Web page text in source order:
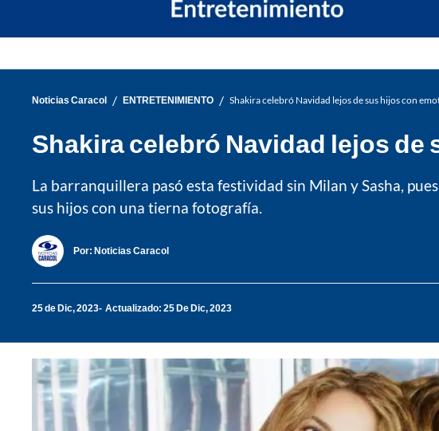
Noticias Caracol / ENTRETENIMIENTO / Shakira celebró Navidad lejos de sus hijos con
Shakira celebró Navidad lejos
La barranquillera pasó esta festividad sin Milan y Sasha,
sus hijos con una tierna fotografía.
Por: Noticias Caracol
25 de Dic, 2023 Actualizado: 25 De Dic, 2023